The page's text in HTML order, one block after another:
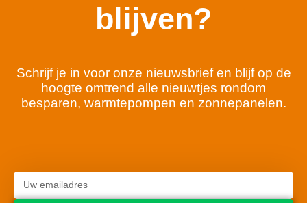
blijven?
Schrijf je in voor onze nieuwsbrief en blijf op de
hoogte omtrend alle nieuwtjes rondom
besparen, warmtepompen en zonnepanelen.